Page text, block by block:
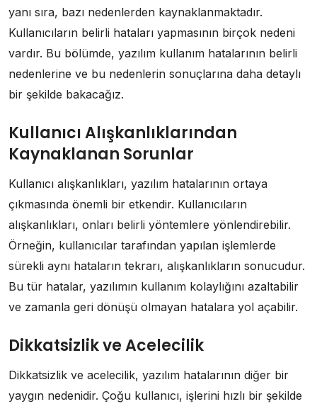
yanı sıra, bazı nedenlerden kaynaklanmaktadır.
Kullanıcıların belirli hataları yapmasının birçok nedeni
vardır. Bu bölümde, yazılım kullanım hatalarının belirli
nedenlerine ve bu nedenlerin sonuçlarına daha detaylı
bir şekilde bakacağız.
Kullanıcı Alışkanlıklarından
Kaynaklanan Sorunlar
Kullanıcı alışkanlıkları, yazılım hatalarının ortaya
çıkmasında önemli bir etkendir. Kullanıcıların
alışkanlıkları, onları belirli yöntemlere yönlendirebilir.
Örneğin, kullanıcılar tarafından yapılan işlemlerde
sürekli aynı hataların tekrarı, alışkanlıkların sonucudur.
Bu tür hatalar, yazılımın kullanım kolaylığını azaltabilir
ve zamanla geri dönüşü olmayan hatalara yol açabilir.
Dikkatsizlik ve Acelecilik
Dikkatsizlik ve acelecilik, yazılım hatalarının diğer bir
yaygın nedenidir. Çoğu kullanıcı, işlerini hızlı bir şekilde